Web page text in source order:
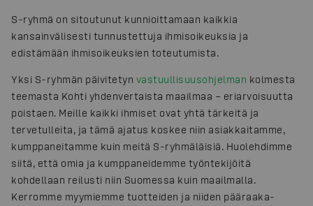
S-ryhmä on sitoutunut kunnioittamaan kaikkia
kansainvälisesti tunnustettuja ihmisoikeuksia ja
edistämään ihmisoikeuksien toteutumista.
Yksi S-ryhmän päivitetyn vastuullisuusohjelman kolmesta
teemasta Kohti yhdenvertaista maailmaa – eriarvoisuutta
poistaen. Meille kaikki ihmiset ovat yhtä tärkeitä ja
tervetulleita, ja tämä ajatus koskee niin asiakkaitamme,
kumppaneitamme kuin meitä S-ryhmäläisiä. Huolehdimme
siitä, että omia ja kumppaneidemme työntekijöitä
kohdellaan reilusti niin Suomessa kuin maailmalla.
Kerromme myymiemme tuotteiden ja niiden pääraaka-